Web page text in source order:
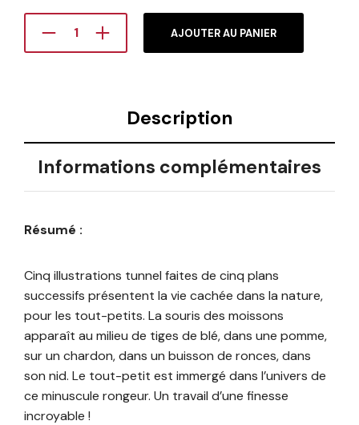
AJOUTER AU PANIER
Description
Informations complémentaires
Résumé :
Cinq illustrations tunnel faites de cinq plans
successifs présentent la vie cachée dans la nature,
pour les tout-petits. La souris des moissons
apparaît au milieu de tiges de blé, dans une pomme,
sur un chardon, dans un buisson de ronces, dans
son nid. Le tout-petit est immergé dans l’univers de
ce minuscule rongeur. Un travail d’une finesse
incroyable !